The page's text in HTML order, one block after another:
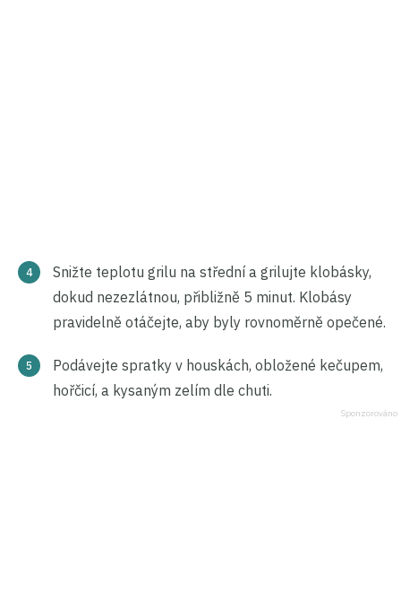
Snižte teplotu grilu na střední a grilujte klobásky,
dokud nezezlátnou, přibližně 5 minut. Klobásy
pravidelně otáčejte, aby byly rovnoměrně opečené.
Podávejte spratky v houskách, obložené kečupem,
hořčicí, a kysaným zelím dle chuti.